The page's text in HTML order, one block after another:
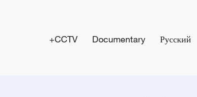
Русский
Documentary
CCTV+